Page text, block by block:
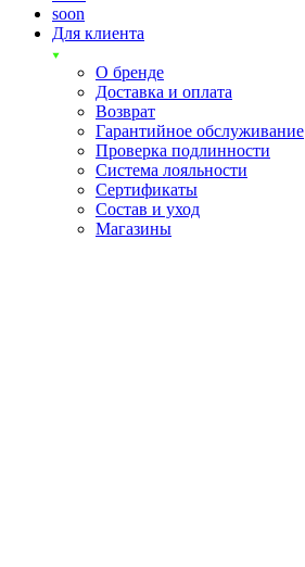
soon
Для клиента
О бренде
Доставка и оплата
Возврат
Гарантийное обслуживание
Проверка подлинности
Система лояльности
Сертификаты
Состав и уход
Магазины